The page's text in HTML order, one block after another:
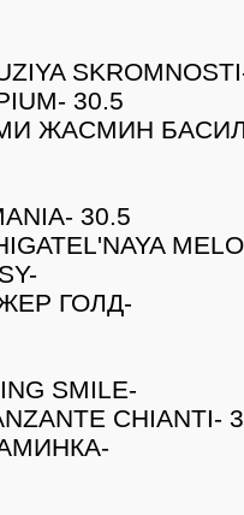
30.5
ЖАСМИН
30.5
ГОЛД-
SMILE-
CHIANTI-